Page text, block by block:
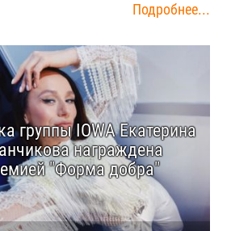
Подробнее...
группы IOWA Екатерина
награждена
"Форма добра"